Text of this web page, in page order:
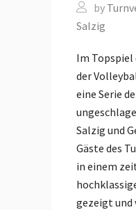
by
Salzig
Im Topspiel
der
eine Serie
Salzig und
Gäste des
in einem
gezeigt und